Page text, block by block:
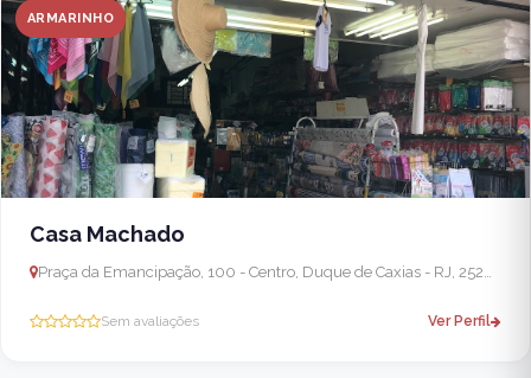
ARMARINHO
Casa Machado
Praça da Emancipação, 100 - Centro, Duque de Caxias - RJ, 25200-070, Brasil
Sem avaliações Ver Perfil